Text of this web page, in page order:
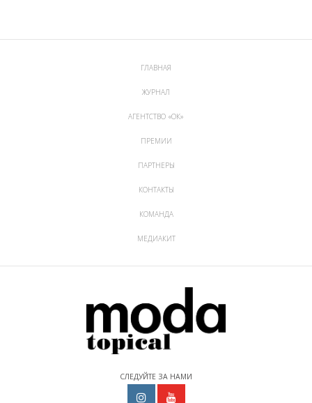
ГЛАВНАЯ
ЖУРНАЛ
АГЕНТСТВО «ОК»
ПРЕМИИ
ПАРТНЕРЫ
КОНТАКТЫ
КОМАНДА
МЕДИАКИТ
СЛЕДУЙТЕ ЗА НАМИ